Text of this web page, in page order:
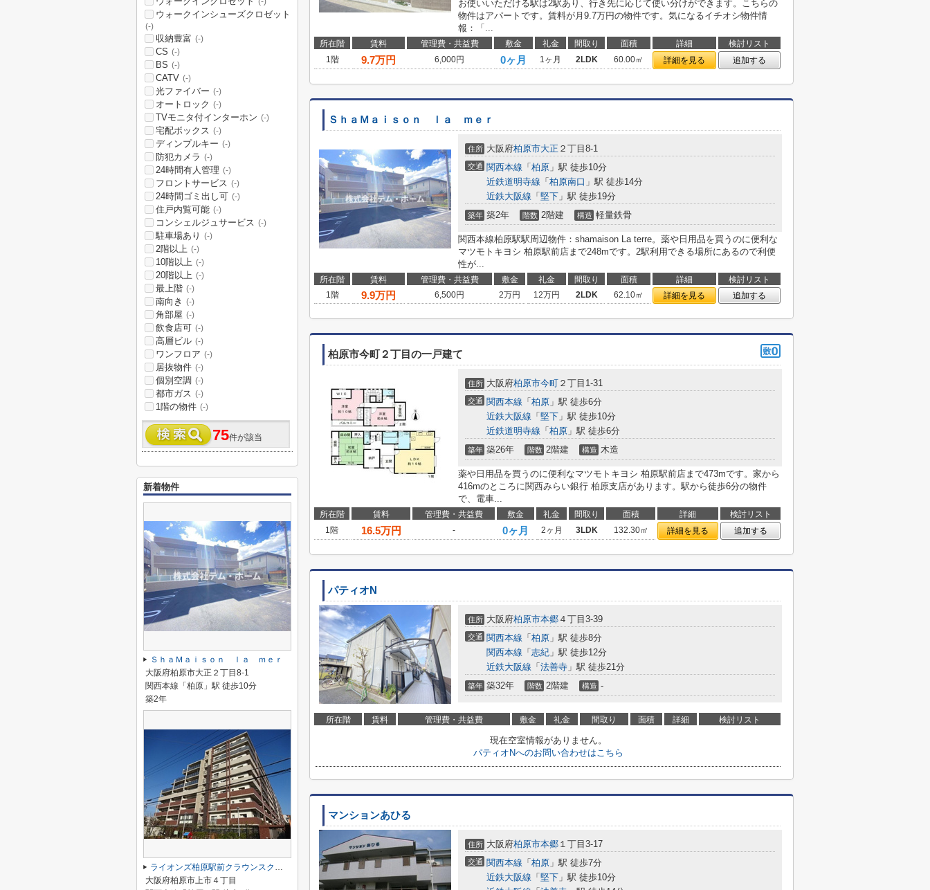
お使いいただける駅は2駅あり、行き先に応じて使い分けができます。こちらの
物件はアパートです。賃料が月9.7万円の物件です。気になるイチオシ物件情
報：「...
所在階 賃料 管理費・共益費 敷金 礼金 間取り 面積 詳細
検討リスト
1階
9.7万円 6,000円 0ヶ月 1ヶ月 2LDK 60.00㎡ 詳細を見る 追加する
ＳｈａＭａｉｓｏｎ ｌａ ｍｅｒ
住所 大阪府柏原市大正 ２丁目8-1
交通 関西本線 「 柏原 」駅 徒歩10分
近鉄道明寺線 「 柏原南口 」駅 徒歩14分
近鉄大阪線 「 堅下 」駅 徒歩19分
築年 築2年 階数 2階建 構造 軽量鉄骨
関西本線柏原駅駅周辺物件：shamaison La terre。薬や日用品を買うのに便利な
マツモトキヨシ 柏原駅前店まで248mです。2駅利用できる場所にあるので利便
性が...
所在階 賃料 管理費・共益費 敷金 礼金 間取り 面積 詳細
検討リスト
1階
9.9万円 6,500円 2万円 12万円 2LDK 62.10㎡ 詳細を見る 追加する
柏原市今町２丁目の一戸建て
住所 大阪府柏原市今町 ２丁目1-31
交通 関西本線 「 柏原 」駅 徒歩6分
近鉄大阪線 「 堅下 」駅 徒歩10分
近鉄道明寺線 「 柏原 」駅 徒歩6分
築年 築26年 階数 2階建 構造 木造
薬や日用品を買うのに便利なマツモトキヨシ 柏原駅前店まで473mです。家から
416mのところに関西みらい銀行 柏原支店があります。駅から徒歩6分の物件
で、電車...
所在階 賃料 管理費・共益費 敷金 礼金 間取り 面積 詳細
検討リスト
1階
16.5万円 - 0ヶ月 2ヶ月 3LDK 132.30㎡ 詳細を見る 追加する
パティオN
住所 大阪府柏原市本郷 ４丁目3-39
交通 関西本線 「 柏原 」駅 徒歩8分
関西本線 「 志紀 」駅 徒歩12分
近鉄大阪線 「 法善寺 」駅 徒歩21分
築年 築32年 階数 2階建 構造 -
所在階 賃料 管理費・共益費 敷金 礼金 間取り 面積 詳細 検討リスト
現在空室情報がありません。
パティオNへのお問い合わせはこちら
マンションあひる
住所 大阪府柏原市本郷 １丁目3-17
交通 関西本線 「 柏原 」駅 徒歩7分
近鉄大阪線 「 堅下 」駅 徒歩10分
ウォークインシューズクロゼット
(-)
収納豊富 (-)
CS (-)
BS (-)
CATV (-)
光ファイバー (-)
オートロック (-)
TVモニタ付インターホン (-)
宅配ボックス (-)
ディンプルキー (-)
防犯カメラ (-)
24時間有人管理 (-)
フロントサービス (-)
24時間ゴミ出し可 (-)
住戸内覧可能 (-)
コンシェルジュサービス (-)
駐車場あり (-)
2階以上 (-)
10階以上 (-)
20階以上 (-)
最上階 (-)
南向き (-)
角部屋 (-)
飲食店可 (-)
高層ビル (-)
ワンフロア (-)
居抜物件 (-)
個別空調 (-)
都市ガス (-)
1階の物件 (-)
75件が該当
新着物件
ＳｈａＭａｉｓｏｎ ｌａ ｍｅｒ
大阪府柏原市大正２丁目8-1
関西本線「柏原」駅 徒歩10分
築2年
ライオンズ柏原駅前クラウンスクエア
大阪府柏原市上市４丁目